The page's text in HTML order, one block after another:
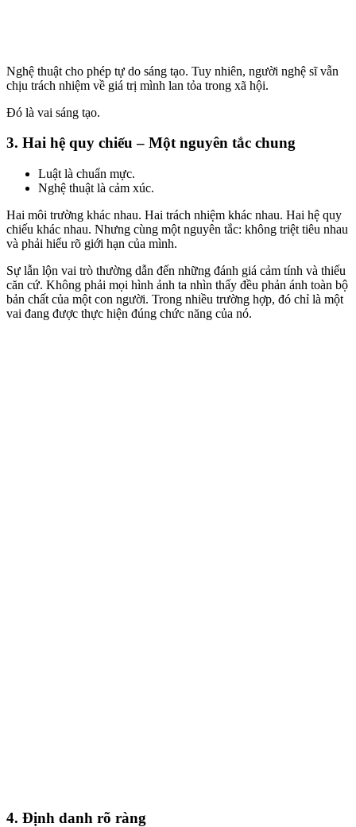
Nghệ thuật cho phép tự do sáng tạo. Tuy nhiên, người nghệ sĩ vẫn
chịu trách nhiệm về giá trị mình lan tỏa trong xã hội.
Đó là vai sáng tạo.
3. Hai hệ quy chiếu – Một nguyên tắc chung
Luật là chuẩn mực.
Nghệ thuật là cảm xúc.
Hai môi trường khác nhau. Hai trách nhiệm khác nhau. Hai hệ quy
chiếu khác nhau. Nhưng cùng một nguyên tắc: không triệt tiêu nhau
và phải hiểu rõ giới hạn của mình.
Sự lẫn lộn vai trò thường dẫn đến những đánh giá cảm tính và thiếu
căn cứ. Không phải mọi hình ảnh ta nhìn thấy đều phản ánh toàn bộ
bản chất của một con người. Trong nhiều trường hợp, đó chỉ là một
vai đang được thực hiện đúng chức năng của nó.
4. Định danh rõ ràng